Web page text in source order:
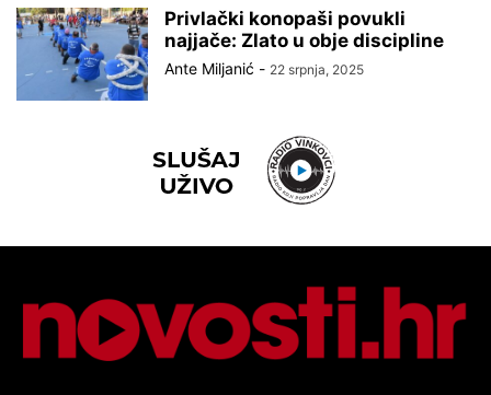
Privlački konopaši povukli
najjače: Zlato u obje discipline
Ante Miljanić - 22 srpnja, 2025